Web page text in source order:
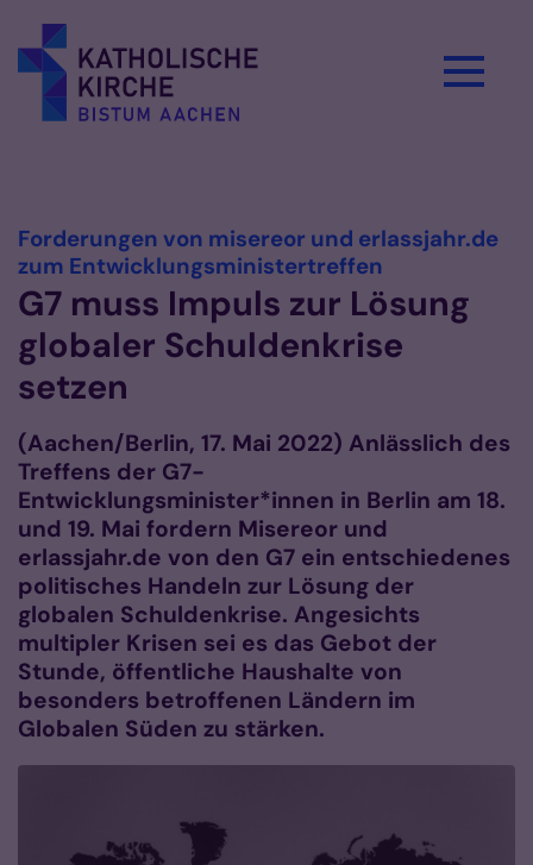
Forderungen von misereor und erlassjahr.de
zum Entwicklungsministertreffen
G7 muss Impuls zur Lösung
globaler Schuldenkrise
setzen
(Aachen/Berlin, 17. Mai 2022) Anlässlich des
Treffens der G7-
Entwicklungsminister*innen in Berlin am 18.
und 19. Mai fordern Misereor und
erlassjahr.de von den G7 ein entschiedenes
politisches Handeln zur Lösung der
globalen Schuldenkrise. Angesichts
multipler Krisen sei es das Gebot der
Stunde, öffentliche Haushalte von
besonders betroffenen Ländern im
Globalen Süden zu stärken.